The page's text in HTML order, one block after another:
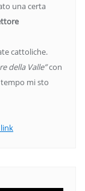
una certa
cattoliche.
della Valle”con
mi sto